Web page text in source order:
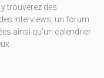
trouverez des
interviews, un forum
ainsi qu’un calendrier